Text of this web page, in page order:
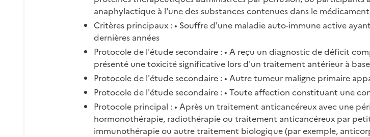
anaphylactique à l'une des substances contenues dans le
Critères principaux : • Souffre d'une maladie auto-immune active
dernières années
Protocole de l'étude secondaire : • A reçu un diagnostic de déficit
présenté une toxicité significative lors d'un traitement antérieur à
Protocole de l'étude secondaire : • Autre tumeur maligne primaire
Protocole de l'étude secondaire : • Toute affection constituant une
Protocole principal : • Après un traitement anticancéreux avec une
hormonothérapie, radiothérapie ou traitement anticancéreux par
immunothérapie ou autre traitement biologique (par exemple,